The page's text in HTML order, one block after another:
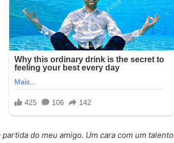
do meu amigo. Um cara com um talento